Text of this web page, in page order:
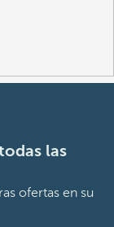
las
ofertas en su